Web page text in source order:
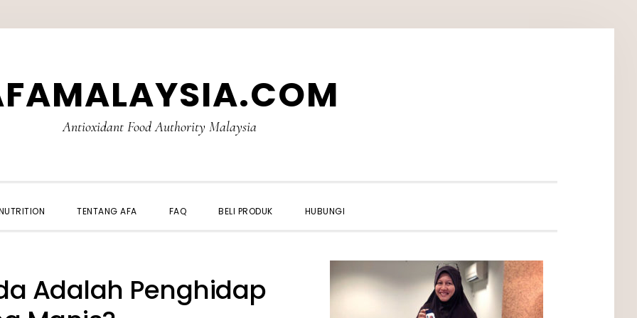
Antioxidant Food Authority Malaysia
TENTANG AFA FAQ BELI PRODUK HUBUNGI
Adalah Penghidap
PRIMARY
SIDEBAR